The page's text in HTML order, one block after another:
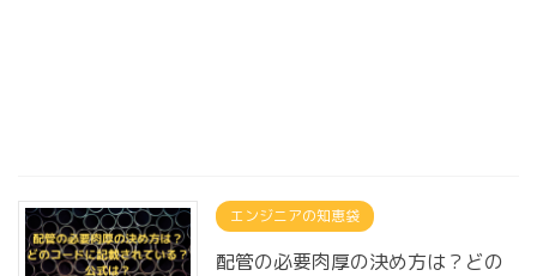
エンジニアの知恵袋
配管の必要肉厚の決め方は？どの